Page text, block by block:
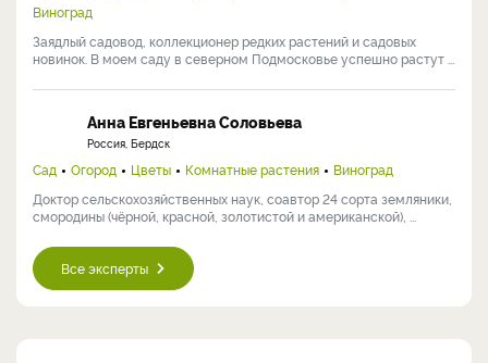
Виноград
Заядлый садовод, коллекционер редких растений и садовых
новинок. В моем саду в северном Подмосковье успешно растут ...
Анна Евгеньевна Соловьева
Россия, Бердск
Сад Огород Цветы Комнатные растения
Виноград
Доктор сельскохозяйственных наук, соавтор 24 сорта земляники,
смородины (чёрной, красной, золотистой и американской), ...
Все эксперты